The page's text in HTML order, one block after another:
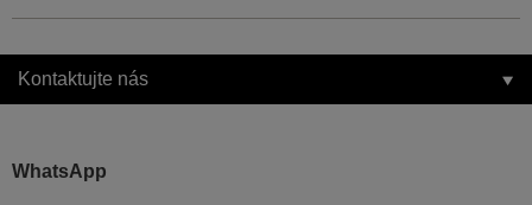
Kontaktujte nás
WhatsApp